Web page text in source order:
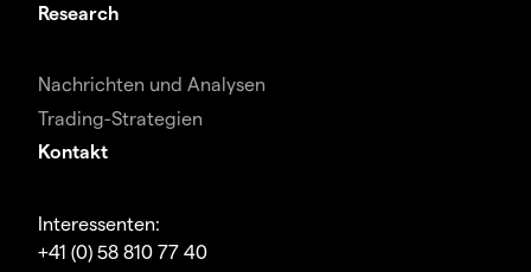
Research
Nachrichten und Analysen
Trading-Strategien
Kontakt
Interessenten:
+41 (0) 58 810 77 40